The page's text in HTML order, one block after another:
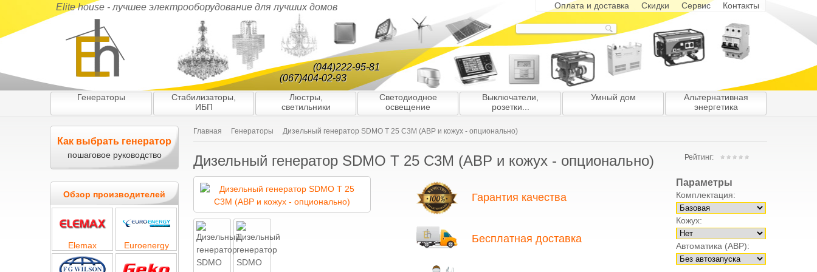
Elite house - лучшее электрооборудование для лучших домов
(044)222-95-81
(067)404-02-93
Главная Генераторы Дизельный генератор SDMO T 25 C3M (АВР и кожух - опционально)
Дизельный генератор SDMO T 25 C3M (АВР и кожух - опционально) Рейтинг:
Гарантия качества
подбору партнёров/поставщиков, мы предоставляем 100%-
ю гарантию качества всех генераторов и обслуживания. У
нас вы найдёте только оригинальную продукцию с честной
завозятся в Украину официальными представителями
Бесплатная доставка
Параметры
Комплектация:
Кожух:
Автоматика (АВР):
Как выбрать генератор
пошаговое руководство
Обзор производителей
Elemax Euroenergy
Генераторы
Стабилизаторы,
ИБП
Люстры,
светильники
Светодиодное
освещение
Выключатели,
розетки...
Умный дом
Альтернативная
энергетика
Оплата и доставка Скидки Сервис Контакты